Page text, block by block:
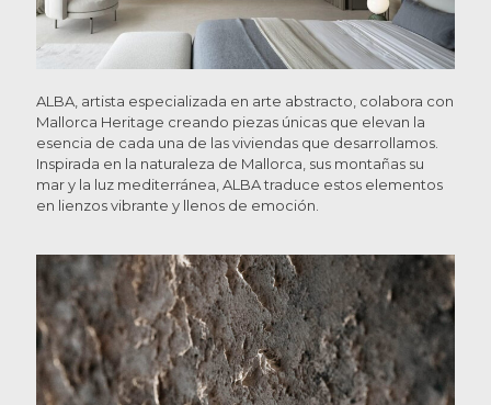
ALBA, artista especializada en arte abstracto, colabora con
Mallorca Heritage creando piezas únicas que elevan la
esencia de cada una de las viviendas que desarrollamos.
Inspirada en la naturaleza de Mallorca, sus montañas su
mar y la luz mediterránea, ALBA traduce estos elementos
en lienzos vibrante y llenos de emoción.